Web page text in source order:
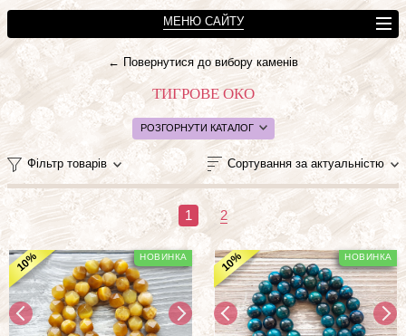
МЕНЮ САЙТУ
← Повернутися до вибору каменів
ТИГРОВЕ ОКО
РОЗГОРНУТИ КАТАЛОГ
Фільтр товарів Сортування за актуальністю
1 2
10% 10%